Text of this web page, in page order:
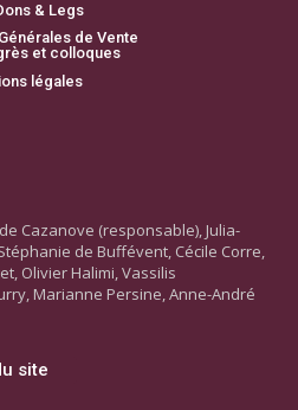
& Legs
de Vente
et colloques
légales
Cazanove (responsable), Julia-
de Buffévent, Cécile Corre,
Olivier Halimi, Vassilis
Marianne Persine, Anne-André
site